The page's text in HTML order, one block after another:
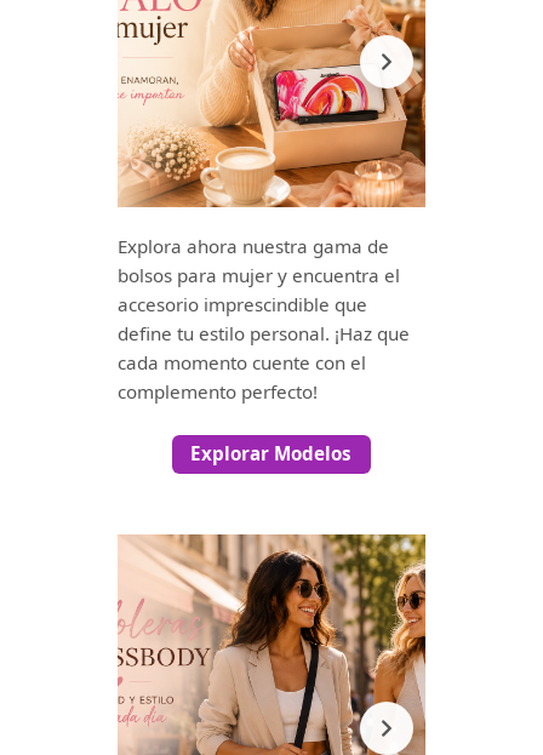
Explora ahora nuestra gama de
bolsos para mujer y encuentra el
accesorio imprescindible que
define tu estilo personal. ¡Haz que
cada momento cuente con el
complemento perfecto!
Explorar Modelos